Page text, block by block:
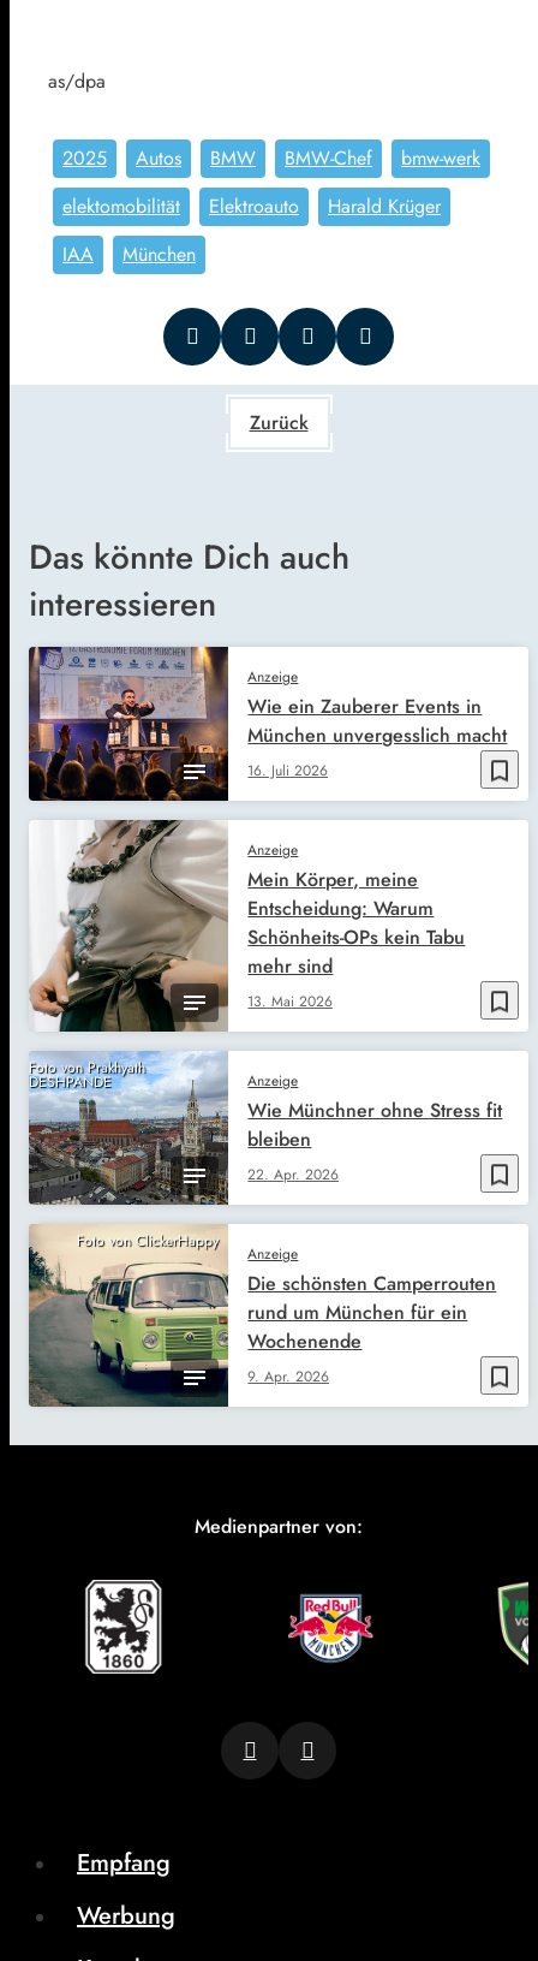
as/dpa
2025 Autos BMW BMW-Chef
bmw-werk
elektomobilität
Elektroauto
Harald Krüger
IAA
München
Zurück
Das könnte Dich auch
interessieren
bookmark_border
Anzeige
16. Juli 2026
Wie ein Zauberer Events in
München unvergesslich macht
bookmark_border
Anzeige
13. Mai 2026
Mein Körper, meine
Entscheidung: Warum
Schönheits-OPs kein Tabu
mehr sind
Foto von Prakhyath
DESHPANDE
bookmark_border
Anzeige
22. Apr. 2026
Wie Münchner ohne Stress fit
bleiben
Foto von ClickerHappy
bookmark_border
Anzeige
9. Apr. 2026
Die schönsten Camperrouten
rund um München für ein
Wochenende
Medienpartner von:
Empfang
Werbung